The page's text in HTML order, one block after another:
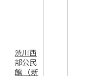
渋川西
部公民
館 （新